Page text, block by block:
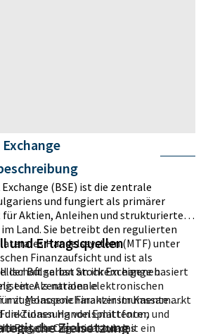
(BSE) ist die zentrale
und fungiert als primärer
Aktien, Anleihen und strukturierte
Land. Sie betreibt den regulierten
Handelssystem (MTF) unter
Finanzaufsicht und ist als
selbst an ihrem eigenen
Als nationale
mit Monopolcharakter im Kassamarkt
Funktionen Handelsplattform,
Regelsetzer und ist damit ein
und Ertragsquellen
der Bulgarian Stock Exchange basiert
einer zentralen elektronischen
zugelassene Finanzinstrumente.
die Zulassung von Emittenten und
die Organisation des
Zielsetzung